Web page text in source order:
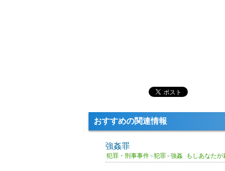
おすすめの関連情報
強姦罪
犯罪・刑事事件 > 犯罪 > 強姦 もしあなたが